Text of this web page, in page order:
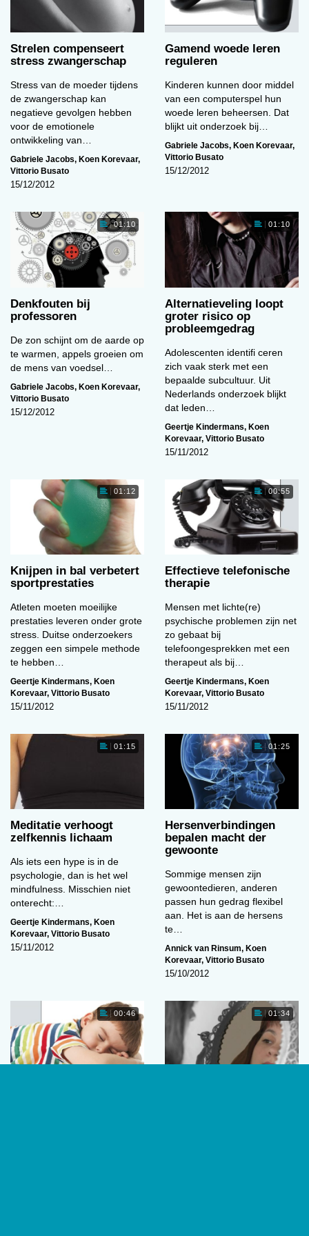
Strelen compenseert
stress zwangerschap
Stress van de moeder tijdens
de zwangerschap kan
negatieve gevolgen hebben
voor de emotionele
ontwikkeling van…
Gabriele Jacobs, Koen Korevaar,
Vittorio Busato
15/12/2012
Gamend woede leren
reguleren
Kinderen kunnen door middel
van een computerspel hun
woede leren beheersen. Dat
blijkt uit onderzoek bij…
Gabriele Jacobs, Koen Korevaar,
Vittorio Busato
15/12/2012
01:10
Denkfouten bij
professoren
De zon schijnt om de aarde op
te warmen, appels groeien om
de mens van voedsel…
Gabriele Jacobs, Koen Korevaar,
Vittorio Busato
15/12/2012
01:10
Alternatieveling loopt
groter risico op
probleemgedrag
Adolescenten identifi ceren
zich vaak sterk met een
bepaalde subcultuur. Uit
Nederlands onderzoek blijkt
dat leden…
Geertje Kindermans, Koen
Korevaar, Vittorio Busato
15/11/2012
01:12
Knijpen in bal verbetert
sportprestaties
Atleten moeten moeilijke
prestaties leveren onder grote
stress. Duitse onderzoekers
zeggen een simpele methode
te hebben…
Geertje Kindermans, Koen
Korevaar, Vittorio Busato
15/11/2012
00:55
Effectieve telefonische
therapie
Mensen met lichte(re)
psychische problemen zijn net
zo gebaat bij
telefoongesprekken met een
therapeut als bij…
Geertje Kindermans, Koen
Korevaar, Vittorio Busato
15/11/2012
01:15
Meditatie verhoogt
zelfkennis lichaam
Als iets een hype is in de
psychologie, dan is het wel
mindfulness. Misschien niet
onterecht:…
Geertje Kindermans, Koen
Korevaar, Vittorio Busato
15/11/2012
01:25
Hersenverbindingen
bepalen macht der
gewoonte
Sommige mensen zijn
gewoontedieren, anderen
passen hun gedrag flexibel
aan. Het is aan de hersens
te…
Annick van Rinsum, Koen
Korevaar, Vittorio Busato
15/10/2012
00:46 01:34